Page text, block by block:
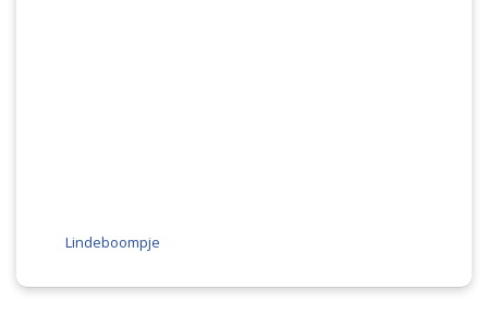
Lindeboompje